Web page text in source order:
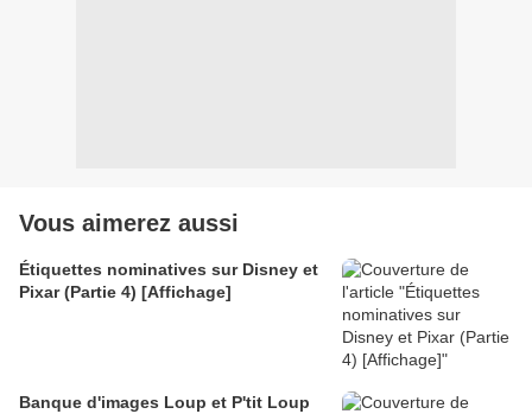
Vous aimerez aussi
Étiquettes nominatives sur Disney et
Pixar (Partie 4) [Affichage]
Banque d'images Loup et P'tit Loup